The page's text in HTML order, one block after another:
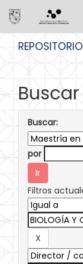
Buscar
Buscar:
por
Filtros